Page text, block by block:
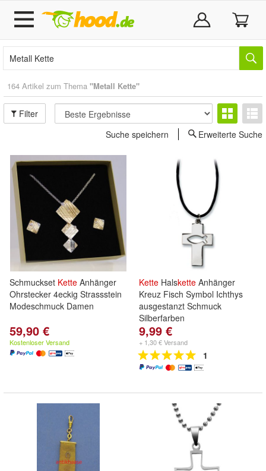
164 Artikel zum Thema "Metall Kette"
Filter
Suche speichern
Erweiterte Suche
Schmuckset Kette Anhänger
Ohrstecker 4eckig Strassstein
Modeschmuck Damen
59,90 €
Kostenloser Versand
Kette Halskette Anhänger
Kreuz Fisch Symbol Ichthys
ausgestanzt Schmuck
Silberfarben
9,99 €
+ 1,30 € Versand
1